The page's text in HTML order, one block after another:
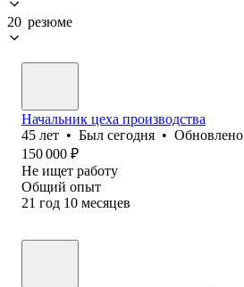
20 резюме
Начальник цеха производства
45 лет • Был сегодня • Обновлено
150 000 ₽
Не ищет работу
Общий опыт
21 год 10 месяцев